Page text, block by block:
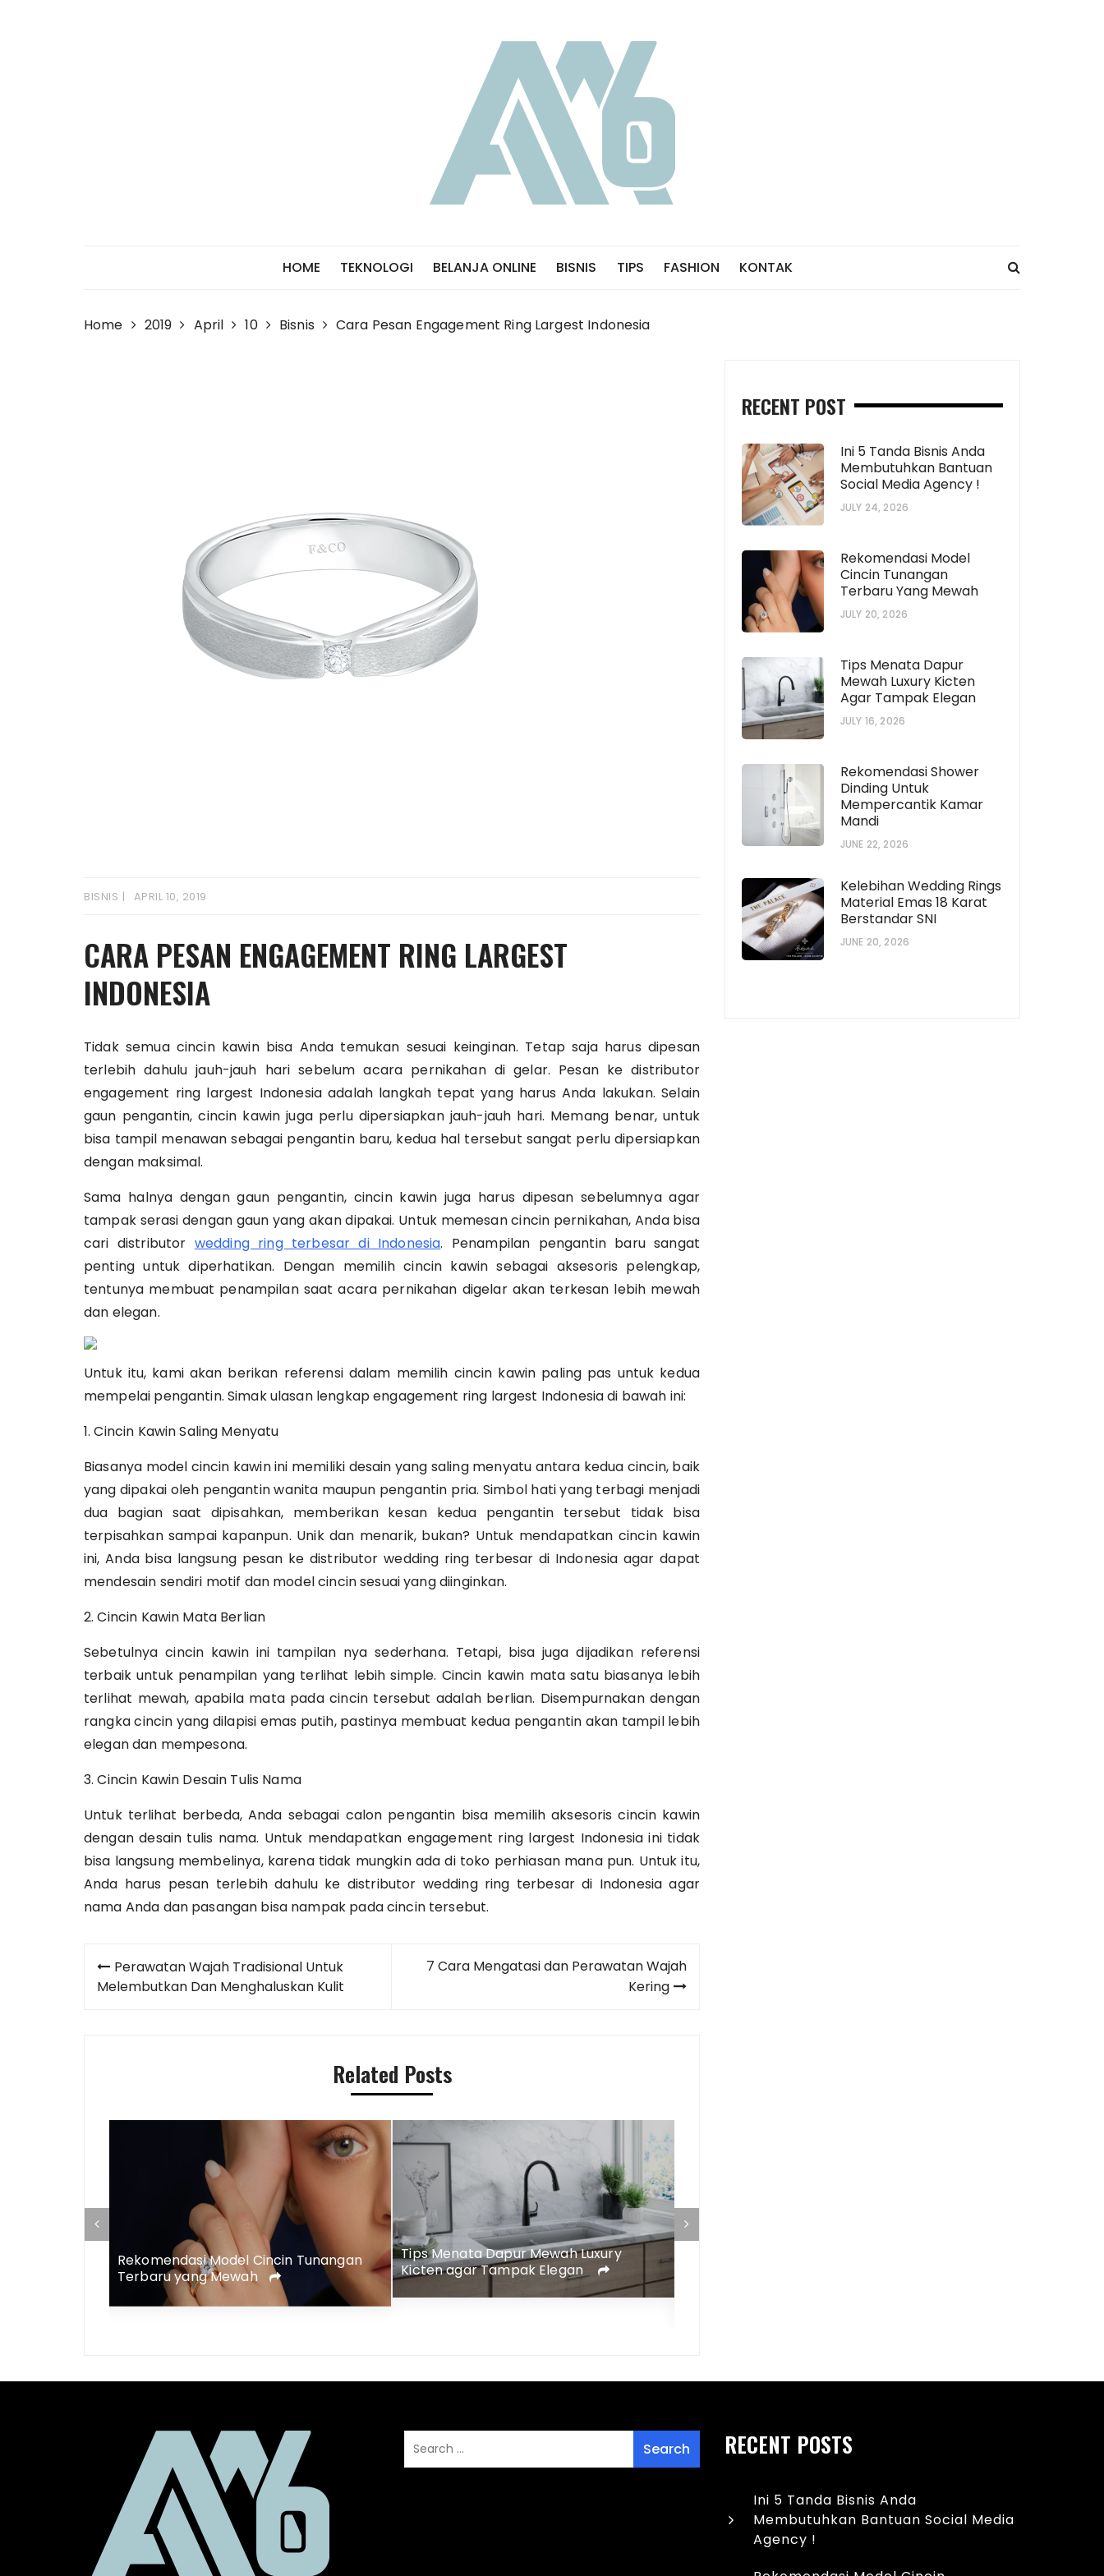
HOME TEKNOLOGI BELANJA ONLINE BISNIS TIPS FASHION KONTAK
Home 2019 April 10 Bisnis Cara Pesan Engagement Ring Largest Indonesia
BISNIS APRIL 10, 2019
CARA PESAN ENGAGEMENT RING LARGEST
INDONESIA
Tidak semua cincin kawin bisa Anda temukan sesuai keinginan. Tetap saja harus dipesan
terlebih dahulu jauh-jauh hari sebelum acara pernikahan di gelar. Pesan ke distributor
engagement ring largest Indonesia adalah langkah tepat yang harus Anda lakukan. Selain
gaun pengantin, cincin kawin juga perlu dipersiapkan jauh-jauh hari. Memang benar, untuk
bisa tampil menawan sebagai pengantin baru, kedua hal tersebut sangat perlu dipersiapkan
dengan maksimal.
Sama halnya dengan gaun pengantin, cincin kawin juga harus dipesan sebelumnya agar
tampak serasi dengan gaun yang akan dipakai. Untuk memesan cincin pernikahan, Anda bisa
cari distributor wedding ring terbesar di Indonesia. Penampilan pengantin baru sangat
penting untuk diperhatikan. Dengan memilih cincin kawin sebagai aksesoris pelengkap,
tentunya membuat penampilan saat acara pernikahan digelar akan terkesan lebih mewah
dan elegan.
Untuk itu, kami akan berikan referensi dalam memilih cincin kawin paling pas untuk kedua
mempelai pengantin. Simak ulasan lengkap engagement ring largest Indonesia di bawah ini:
1. Cincin Kawin Saling Menyatu
Biasanya model cincin kawin ini memiliki desain yang saling menyatu antara kedua cincin, baik
yang dipakai oleh pengantin wanita maupun pengantin pria. Simbol hati yang terbagi menjadi
dua bagian saat dipisahkan, memberikan kesan kedua pengantin tersebut tidak bisa
terpisahkan sampai kapanpun. Unik dan menarik, bukan? Untuk mendapatkan cincin kawin
ini, Anda bisa langsung pesan ke distributor wedding ring terbesar di Indonesia agar dapat
mendesain sendiri motif dan model cincin sesuai yang diinginkan.
2. Cincin Kawin Mata Berlian
Sebetulnya cincin kawin ini tampilan nya sederhana. Tetapi, bisa juga dijadikan referensi
terbaik untuk penampilan yang terlihat lebih simple. Cincin kawin mata satu biasanya lebih
terlihat mewah, apabila mata pada cincin tersebut adalah berlian. Disempurnakan dengan
rangka cincin yang dilapisi emas putih, pastinya membuat kedua pengantin akan tampil lebih
elegan dan mempesona.
3. Cincin Kawin Desain Tulis Nama
Untuk terlihat berbeda, Anda sebagai calon pengantin bisa memilih aksesoris cincin kawin
dengan desain tulis nama. Untuk mendapatkan engagement ring largest Indonesia ini tidak
bisa langsung membelinya, karena tidak mungkin ada di toko perhiasan mana pun. Untuk itu,
Anda harus pesan terlebih dahulu ke distributor wedding ring terbesar di Indonesia agar
nama Anda dan pasangan bisa nampak pada cincin tersebut.
Post
navigation
Perawatan Wajah Tradisional Untuk
Melembutkan Dan Menghaluskan Kulit
7 Cara Mengatasi dan Perawatan Wajah
Kering
Related Posts
Tips Menata Dapur Mewah Luxury
Kicten agar Tampak Elegan
Rekomendasi Shower Dinding Untuk
Mempercantik Kamar Mandi
RECENT POST
Ini 5 Tanda Bisnis Anda
Membutuhkan Bantuan
Social Media Agency !
JULY 24, 2026
Rekomendasi Model
Cincin Tunangan
Terbaru Yang Mewah
JULY 20, 2026
Tips Menata Dapur
Mewah Luxury Kicten
Agar Tampak Elegan
JULY 16, 2026
Rekomendasi Shower
Dinding Untuk
Mempercantik Kamar
Mandi
JUNE 22, 2026
Kelebihan Wedding Rings
Material Emas 18 Karat
Berstandar SNI
JUNE 20, 2026
RECENT POSTS
Ini 5 Tanda Bisnis Anda
Membutuhkan Bantuan Social Media
Agency !